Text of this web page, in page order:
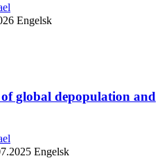
Engelsk
global depopulation and
Engelsk